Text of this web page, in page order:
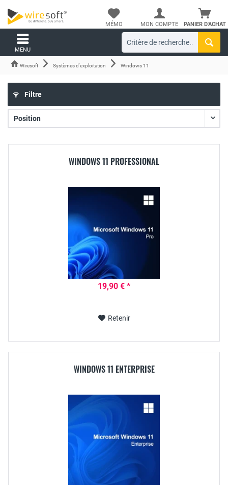
PANIER D'ACHAT
MÉMO MON COMPTE
MENU
Wiresoft Systèmes d'exploitation Windows 11
Filtre
WINDOWS 11 PROFESSIONAL
19,90 € *
Retenir
WINDOWS 11 ENTERPRISE